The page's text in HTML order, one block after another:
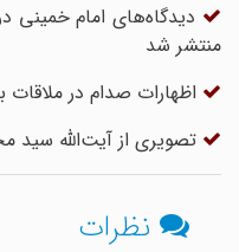
دیدگاه‌های امام خمینی
منتشر شد
اظهارات صدام در ملاقات با
تصویری از آیت‌الله سید
نظرات